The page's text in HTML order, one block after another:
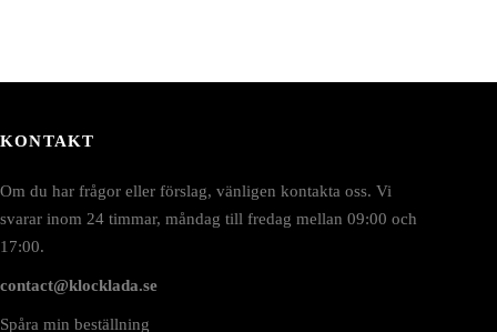
KONTAKT
Om du har frågor eller förslag, vänligen kontakta oss. Vi
svarar inom 24 timmar, måndag till fredag mellan 09:00 och
17:00.
contact@klocklada.se
Spåra min beställning